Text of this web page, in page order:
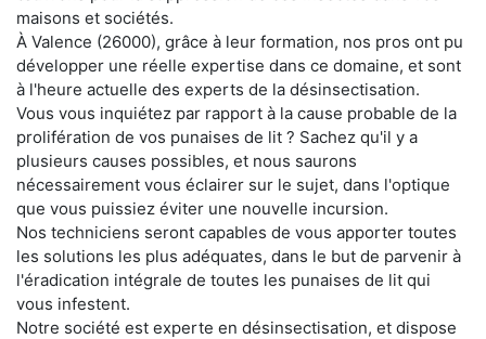
maisons et sociétés.
À Valence (26000), grâce à leur formation, nos pros ont pu
développer une réelle expertise dans ce domaine, et sont
à l'heure actuelle des experts de la désinsectisation.
Vous vous inquiétez par rapport à la cause probable de la
prolifération de vos punaises de lit ? Sachez qu'il y a
plusieurs causes possibles, et nous saurons
nécessairement vous éclairer sur le sujet, dans l'optique
que vous puissiez éviter une nouvelle incursion.
Nos techniciens seront capables de vous apporter toutes
les solutions les plus adéquates, dans le but de parvenir à
l'éradication intégrale de toutes les punaises de lit qui
vous infestent.
Notre société est experte en désinsectisation, et dispose